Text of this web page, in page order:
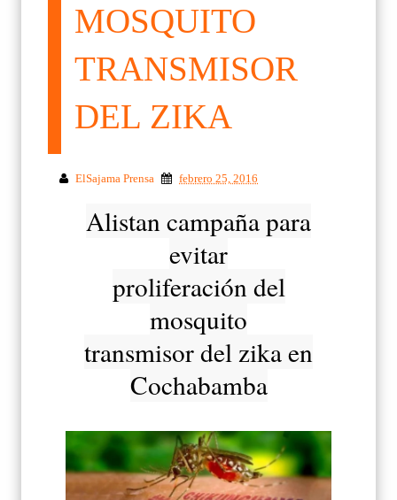
MOSQUITO
TRANSMISOR
DEL ZIKA
ElSajama Prensa febrero 25, 2016
Alistan campaña para
evitar
proliferación del
mosquito
transmisor del zika en
Cochabamba